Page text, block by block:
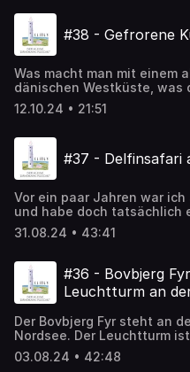
Folge ein, ihn bei der
Wie kommt das Bier zum
dem es traditionell um
#38 - Gefrorene
Was macht man mit einem
dänischen Westküste, was
brauchen? Man schafft
tiefgefrorene Skulpturen.
erschafft. Die Dänin gibt
Ausstellung und die Arbeit
Werkstoff Eis.
12.10.24 • 21:51
#37 - Delfinsafari
Vor ein paar Jahren war
und habe doch tatsächlich
gesehen. Ein Delfin! Oder?
nächsten Tag zu mir, dass
dieser Folge suchen.
Akvariet mit auf den
31.08.24 • 43:41
#36 - Bovbjerg
Leuchtturm an
Der Bovbjerg Fyr steht an
Nordsee. Der Leuchtturm
Farbe etwas wirklich
Leuchtturmwärter im Jahr
03.08.24 • 42:48